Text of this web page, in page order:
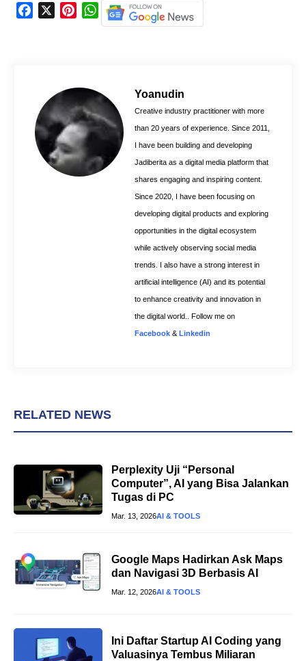
k
r
e
s
t
W
h
A
p
p
Yoanudin
Creative industry practitioner with more
than 20 years of experience. Since 2011,
I have been building and developing
Jadiberita as a digital media platform that
shares engaging and inspiring content.
Since 2020, I have been focusing on
developing digital products and exploring
opportunities in the digital ecosystem
while actively observing social media
trends. I also have a strong interest in
artificial intelligence (AI) and its potential
to enhance creativity and innovation in
the digital world.. Follow me on
Facebook & Linkedin
RELATED NEWS
Perplexity Uji “Personal
Computer”, AI yang Bisa Jalankan
Tugas di PC
Mar. 13, 2026AI & TOOLS
Google Maps Hadirkan Ask Maps
dan Navigasi 3D Berbasis AI
Mar. 12, 2026AI & TOOLS
Ini Daftar Startup AI Coding yang
Valuasinya Tembus Miliaran